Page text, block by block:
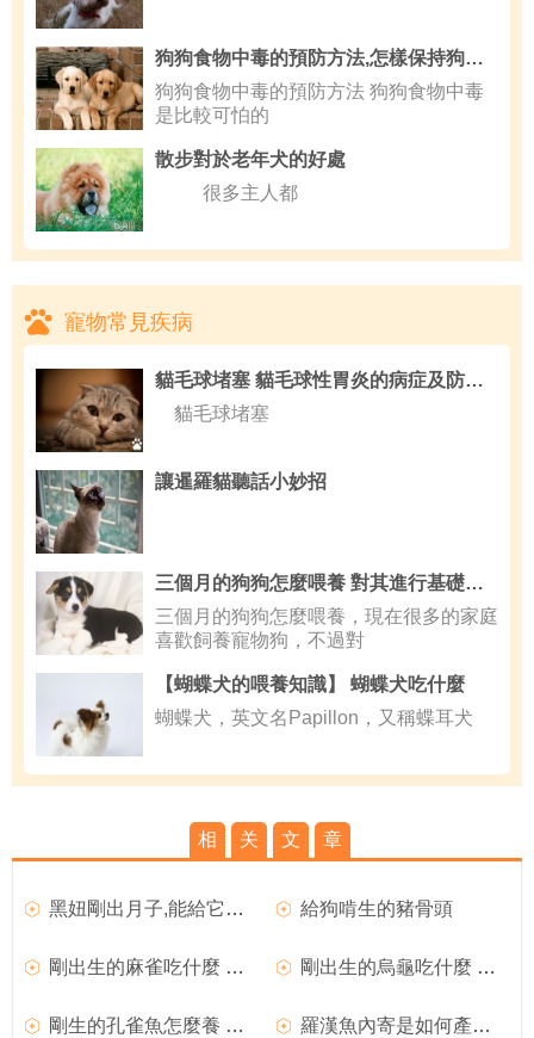
狗狗食物中毒的預防方法,怎樣保持狗狗身體健康
狗狗食物中毒的預防方法 狗狗食物中毒
是比較可怕的
散步對於老年犬的好處
很多主人都
寵物常見疾病
貓毛球堵塞 貓毛球性胃炎的病症及防治方法
貓毛球堵塞
讓暹羅貓聽話小妙招
三個月的狗狗怎麼喂養 對其進行基礎教育
三個月的狗狗怎麼喂養，現在很多的家庭
喜歡飼養寵物狗，不過對
【蝴蝶犬的喂養知識】 蝴蝶犬吃什麼
蝴蝶犬，英文名Papillon，又稱蝶耳犬
相 关 文 章
黑妞剛出月子,能給它洗澡嗎? 給狗啃生的豬骨頭
剛出生的麻雀吃什麼 一般是吃蟲子和水 剛出生的烏龜吃什麼 一般需要在水中進食
剛生的孔雀魚怎麼養 最好以活餌為主 羅漢魚內寄是如何產生的 食物不潔導致